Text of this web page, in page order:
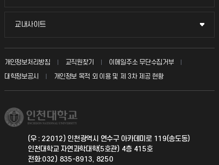
입학안내
취업정보(학생)
칭찬마당
학생서비스 지킴이
국방헬프콜
총동문회
교내사이트
교내사이트
교수회
교육혁신본부
국제지원과
공자아카데미
개인정보처리방침 교직원찾기
이메일주소 무단수집거부
대학정보공시
개인정보 목적 외 이용 및 제 3차 제공 현황
(우 : 22012) 인천광역시 연수구 아카데미로 119(송도동)
인천대학교 자연과학대학(5호관) 4층 415호
전화:032) 835-8913, 8250